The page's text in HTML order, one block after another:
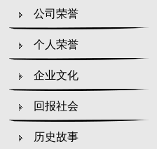
公司荣誉
个人荣誉
企业文化
回报社会
历史故事